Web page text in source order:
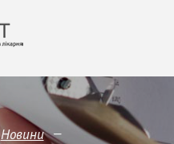
Новини —